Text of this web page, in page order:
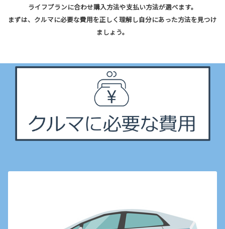
ライフプランに合わせ購入方法や支払い方法が選べます。
まずは、クルマに必要な費用を正しく理解し自分にあった方法を見つけ
ましょう。